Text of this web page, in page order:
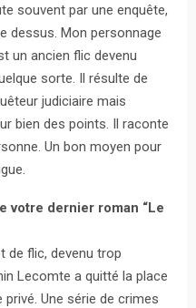
souvent par une enquête,
dessus. Mon personnage
un ancien flic devenu
sorte. Il résulte de
judiciaire mais
bien des points. Il raconte
Un bon moyen pour
votre dernier roman “Le
de flic, devenu trop
Lecomte a quitté la place
Une série de crimes